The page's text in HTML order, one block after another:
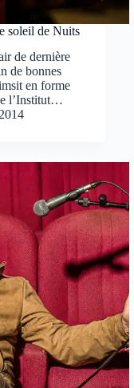
soleil de Nuits
de dernière
de bonnes
en forme
l’Institut…